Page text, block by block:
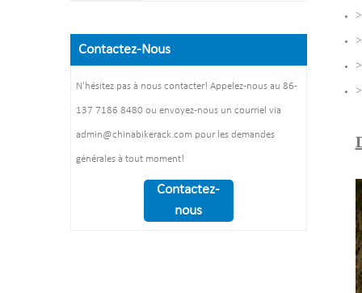
Poids net : 38 KG
Finition: revêtement en
chaud/polissage
électrolytique
Taille d'emballage :
Poids : 370 kg/ensemble
polissage
Contactez-Nous
N'hésitez pas à nous contacter! Appelez-nous au 86-
137 7186 8480 ou envoyez-nous un courriel via
admin@chinabikerack.com pour les demandes
générales à tout moment!
Contactez-
nous